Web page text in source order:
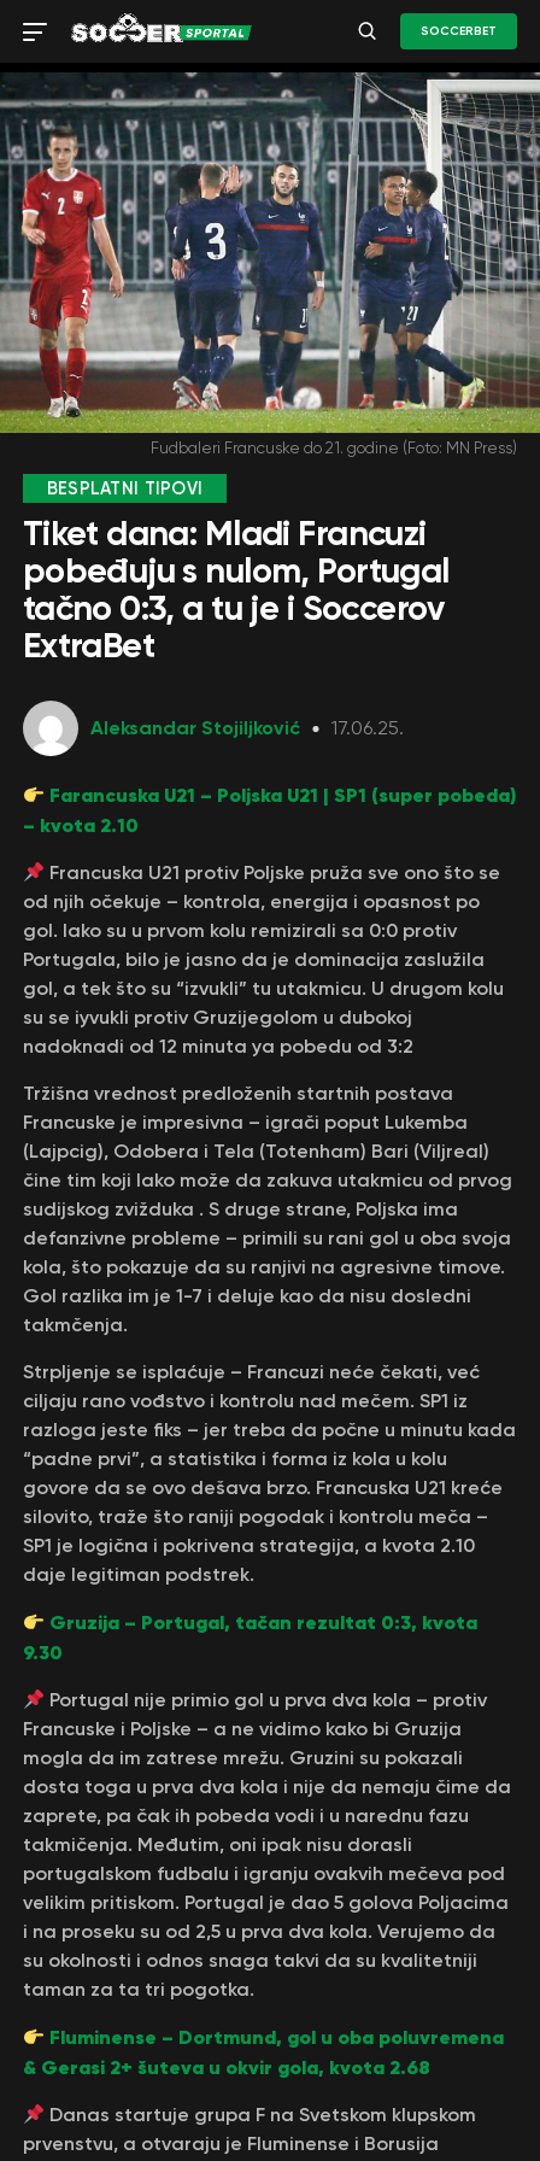
SOCCERBET
Fudbaleri Francuske do 21. godine (Foto: MN Press)
BESPLATNI TIPOVI
Tiket dana: Mladi Francuzi
pobeđuju s nulom, Portugal
tačno 0:3, a tu je i Soccerov
ExtraBet
Aleksandar Stojiljković 17.06.25.
Farancuska U21 – Poljska U21 | SP1 (super pobeda)
– kvota 2.10
Francuska U21 protiv Poljske pruža sve ono što se
od njih očekuje – kontrola, energija i opasnost po
gol. Iako su u prvom kolu remizirali sa 0:0 protiv
Portugala, bilo je jasno da je dominacija zaslužila
gol, a tek što su “izvukli” tu utakmicu. U drugom kolu
su se iyvukli protiv Gruzijegolom u dubokoj
nadoknadi od 12 minuta ya pobedu od 3:2
Tržišna vrednost predloženih startnih postava
Francuske je impresivna – igrači poput Lukemba
(Lajpcig), Odobera i Tela (Totenham) Bari (Viljreal)
čine tim koji lako može da zakuva utakmicu od prvog
sudijskog zvižduka . S druge strane, Poljska ima
defanzivne probleme – primili su rani gol u oba svoja
kola, što pokazuje da su ranjivi na agresivne timove.
Gol razlika im je 1-7 i deluje kao da nisu dosledni
takmčenja.
Strpljenje se isplaćuje – Francuzi neće čekati, već
ciljaju rano vođstvo i kontrolu nad mečem. SP1 iz
razloga jeste fiks – jer treba da počne u minutu kada
“padne prvi”, a statistika i forma iz kola u kolu
govore da se ovo dešava brzo. Francuska U21 kreće
silovito, traže što raniji pogodak i kontrolu meča –
SP1 je logična i pokrivena strategija, a kvota 2.10
daje legitiman podstrek.
Gruzija – Portugal, tačan rezultat 0:3, kvota
9.30
Portugal nije primio gol u prva dva kola – protiv
Francuske i Poljske – a ne vidimo kako bi Gruzija
mogla da im zatrese mrežu. Gruzini su pokazali
dosta toga u prva dva kola i nije da nemaju čime da
zaprete, pa čak ih pobeda vodi i u narednu fazu
takmičenja. Međutim, oni ipak nisu dorasli
portugalskom fudbalu i igranju ovakvih mečeva pod
velikim pritiskom. Portugal je dao 5 golova Poljacima
i na proseku su od 2,5 u prva dva kola. Verujemo da
su okolnosti i odnos snaga takvi da su kvalitetniji
taman za ta tri pogotka.
Fluminense – Dortmund, gol u oba poluvremena
& Gerasi 2+ šuteva u okvir gola, kvota 2.68
Danas startuje grupa F na Svetskom klupskom
prvenstvu, a otvaraju je Fluminense i Borusija